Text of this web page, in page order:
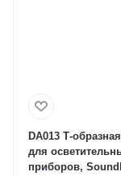
DA013 Т-
для
приборов,